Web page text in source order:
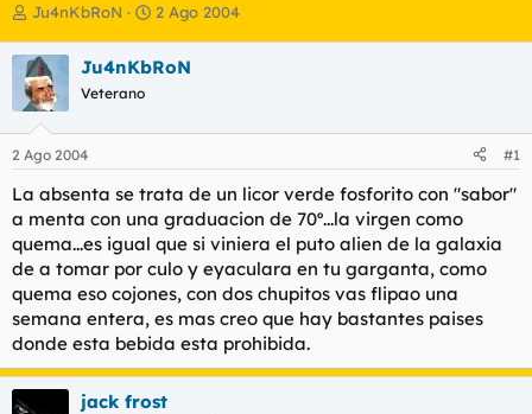
I
i
c
i
a
d
o
d
e
l
t
e
a
Ju4nKbRoN
F
h
e
i
c
i
o
2 Ago 2004
Ju4nKbRoN
Veterano
2 Ago 2004 #1
La absenta se trata de un licor verde fosforito con "sabor"
a menta con una graduacion de 70º...la virgen como
quema...es igual que si viniera el puto alien de la galaxia
de a tomar por culo y eyaculara en tu garganta, como
quema eso cojones, con dos chupitos vas flipao una
semana entera, es mas creo que hay bastantes paises
donde esta bebida esta prohibida.
jack frost